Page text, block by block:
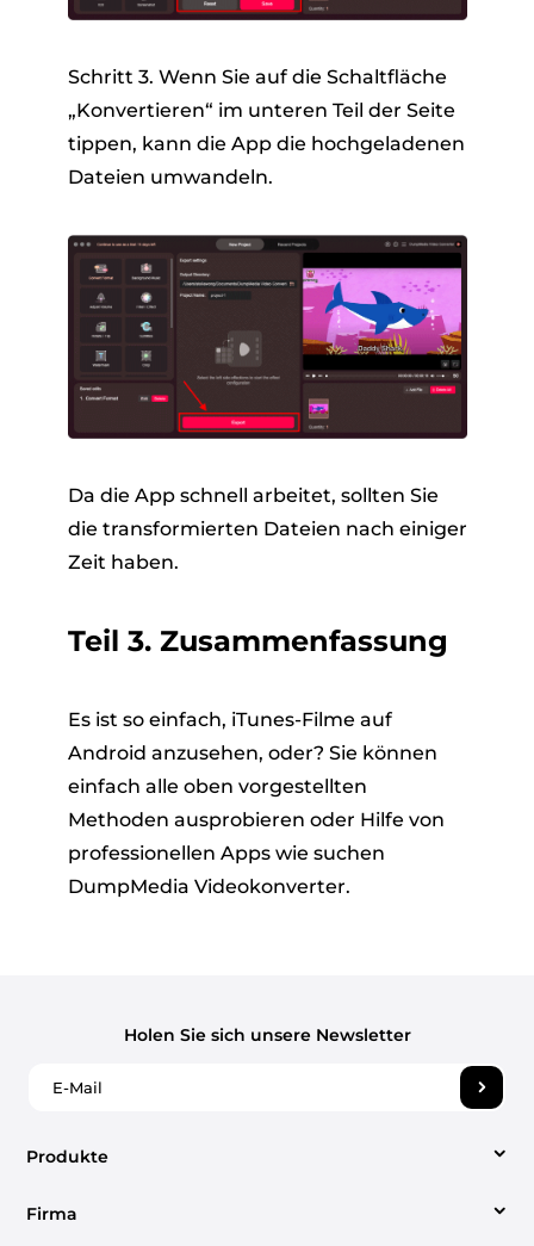
Schritt 3. Wenn Sie auf die Schaltfläche
„Konvertieren“ im unteren Teil der Seite
tippen, kann die App die hochgeladenen
Dateien umwandeln.
Da die App schnell arbeitet, sollten Sie
die transformierten Dateien nach einiger
Zeit haben.
Teil 3. Zusammenfassung
Es ist so einfach, iTunes-Filme auf
Android anzusehen, oder? Sie können
einfach alle oben vorgestellten
Methoden ausprobieren oder Hilfe von
professionellen Apps wie suchen
DumpMedia Videokonverter.
Produkte
Firma
Holen Sie sich unsere Newsletter